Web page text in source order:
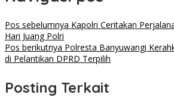
Pos sebelumnya Kapolri Ceritakan
Hari Juang Polri
Pos berikutnya Polresta Banyuwangi
di Pelantikan DPRD Terpilih
Posting Terkait